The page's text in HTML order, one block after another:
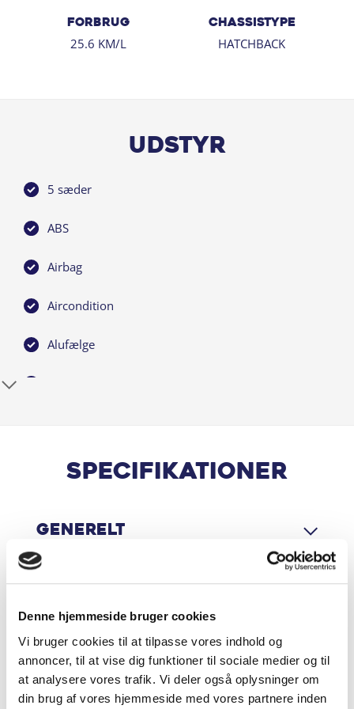
Denne hjemmeside bruger cookies
Vi bruger cookies til at tilpasse vores indhold og
annoncer, til at vise dig funktioner til sociale medier og til
at analysere vores trafik. Vi deler også oplysninger om
din brug af vores hjemmeside med vores partnere inden
FORBRUG
25.6 KM/L
CHASSISTYPE
HATCHBACK
Udstyr
5 sæder
ABS
Airbag
Aircondition
Alufælge
Antispin
Bakkamera
El-spejle
Elruder for/bag
ESP
Specifikationer
Generelt
Økonomi